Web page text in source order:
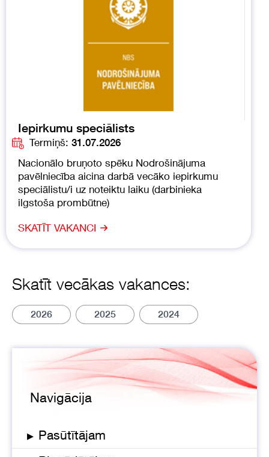
Iepirkumu speciālists
Termiņš: 31.07.2026
Nacionālo bruņoto spēku Nodrošinājuma
pavēlniecība aicina darbā vecāko iepirkumu
speciālistu/i uz noteiktu laiku (darbinieka
ilgstoša prombūtne)
SKATĪT VAKANCI
Skatīt vecākas vakances:
2026 2025 2024
Navigācija
▸ Pasūtītājam